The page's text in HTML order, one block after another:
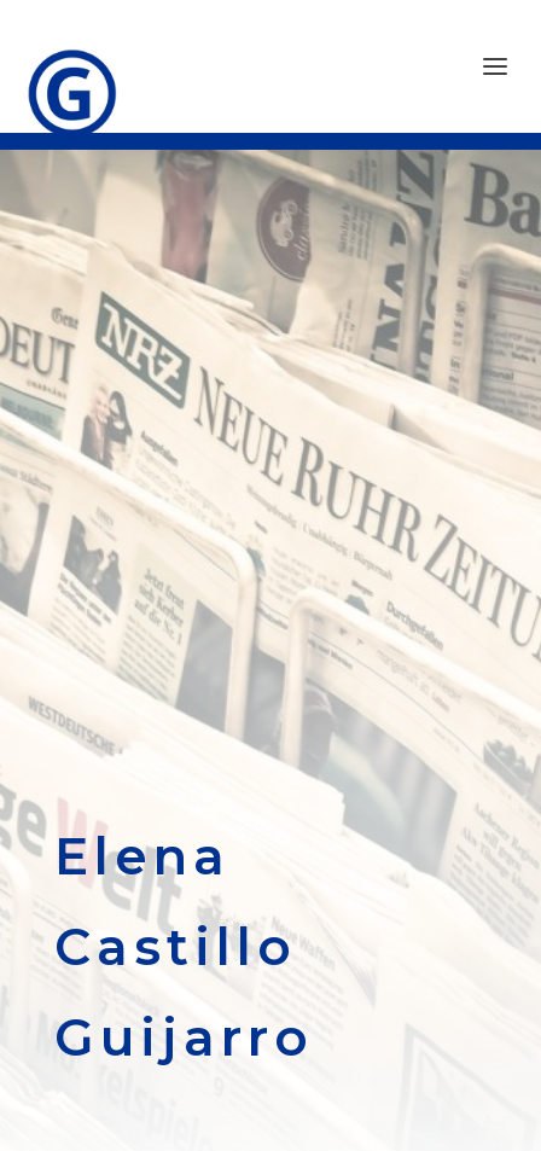
Elena
Castillo
Guijarro